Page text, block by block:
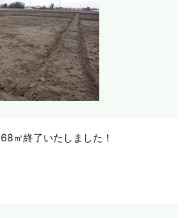
㎡終了いたしました！